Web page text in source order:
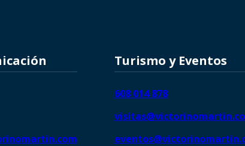
Turismo y Eventos
608 014 878